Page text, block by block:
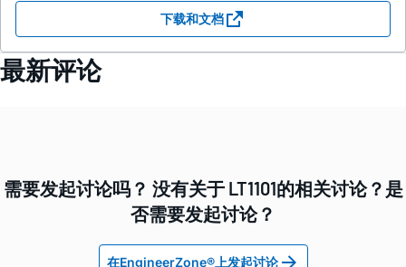
下载和文档
最新评论
需要发起讨论吗？ 没有关于 LT1101的相关讨论？是
否需要发起讨论？
在EngineerZone®上发起讨论